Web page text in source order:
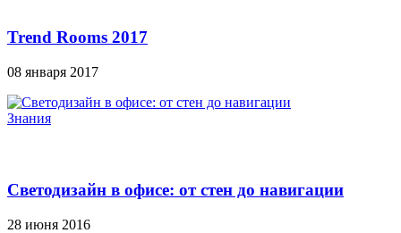
Trend Rooms 2017
08 января 2017
Знания
Светодизайн в офисе: от стен до навигации
28 июня 2016